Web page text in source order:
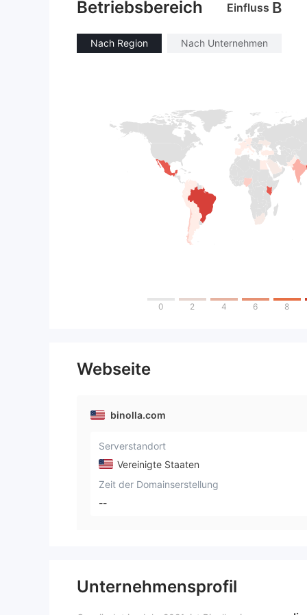
Betriebsbereich Einfluss B
Nach Region Nach Unternehmen
0 2 4 6 8
Webseite
binolla.com
Serverstandort
Vereinigte Staaten
Zeit der Domainserstellung
--
Unternehmensprofil